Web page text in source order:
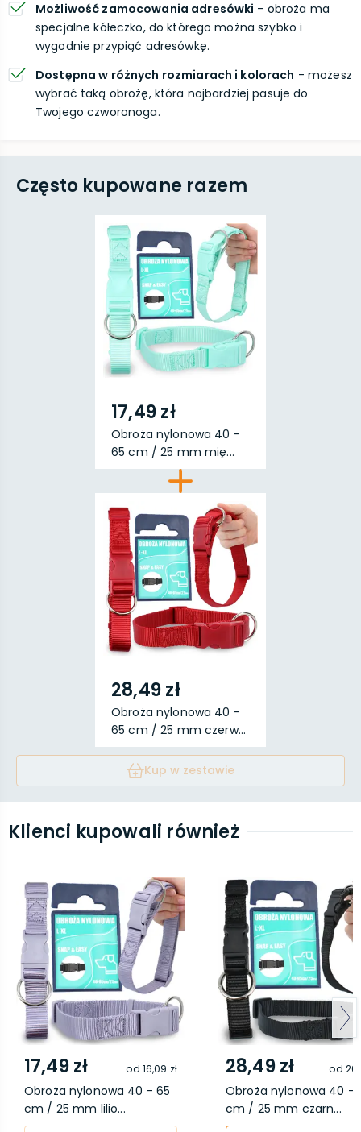
Możliwość zamocowania adresówki - obroża ma
specjalne kółeczko, do którego można szybko i
wygodnie przypiąć adresówkę.
Dostępna w różnych rozmiarach i kolorach - możesz
wybrać taką obrożę, która najbardziej pasuje do
Twojego czworonoga.
Często kupowane razem
17,49 zł
Obroża nylonowa 40 -
65 cm / 25 mm mię...
28,49 zł
Obroża nylonowa 40 -
65 cm / 25 mm czerw...
Kup w zestawie
Klienci kupowali również
17,49 zł od 16,09 zł
Obroża nylonowa 40 - 65
cm / 25 mm lilio...
28,49 zł od
Obroża nylonowa 40 -
cm / 25 mm czarn...